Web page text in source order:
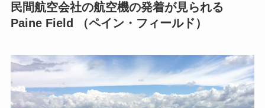
民間航空会社の航空機の発着が見られる
Paine Field （ペイン・フィールド）